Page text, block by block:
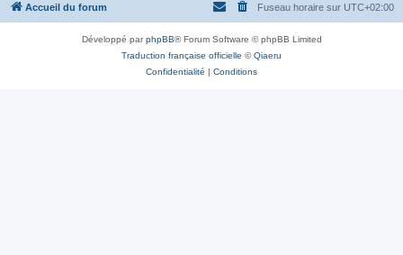
Accueil du forum Fuseau horaire sur UTC+02:00
Développé parphpBB® Forum Software © phpBB Limited
Traduction française officielle ©Qiaeru
Confidentialité | Conditions